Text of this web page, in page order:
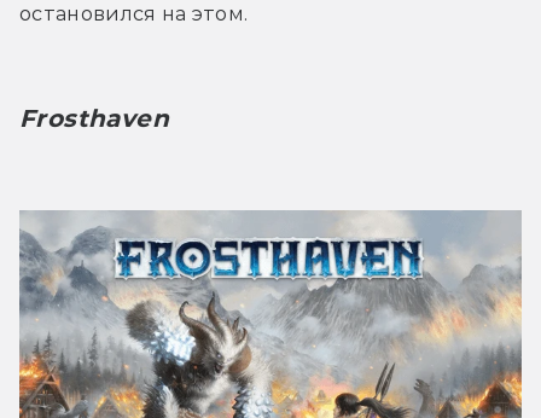
остановился на этом.
Frosthaven